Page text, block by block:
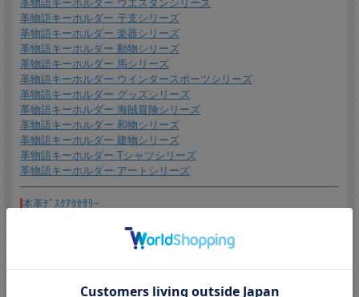
ギフトラッピングについて
全商品無料で簡易ラッピングの上お送りしております。
大切な贈り物の場合は革のチャームやリボンが付いた有料のラッピングも承ってお
ります。
※ 写真は一例です。ラッピング材等は予告なく変更となる場合があります。
＊詳しくはこちらから
*有料ラッピング（M)
キーホルダーなど小さい品物はギフト袋にお入れして本革製のチャームをお付けし
ます。
革物語キーホルダー ウエスタンシリーズ
革物語キーホルダー 干支シリーズ
革物語キーホルダー 楽器シリーズ
革物語キーホルダー 動物シリーズ
革物語キーホルダー 馬シリーズ
革物語キーホルダー ウインタースポーツシリーズ
革物語キーホルダー グッズシリーズ
革物語キーホルダー 海賊冒険シリーズ
革物語キーホルダー 和物シリーズ
革物語キーホルダー 建物シリーズ
革物語キーホルダー Tシャツシリーズ
革物語キーホルダー アートシリーズ
本革ﾃﾞｽｸｱｸｾｻﾘｰ
貯金箱